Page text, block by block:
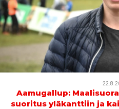
Aamugallup:
suoritus yläkanttiin ja